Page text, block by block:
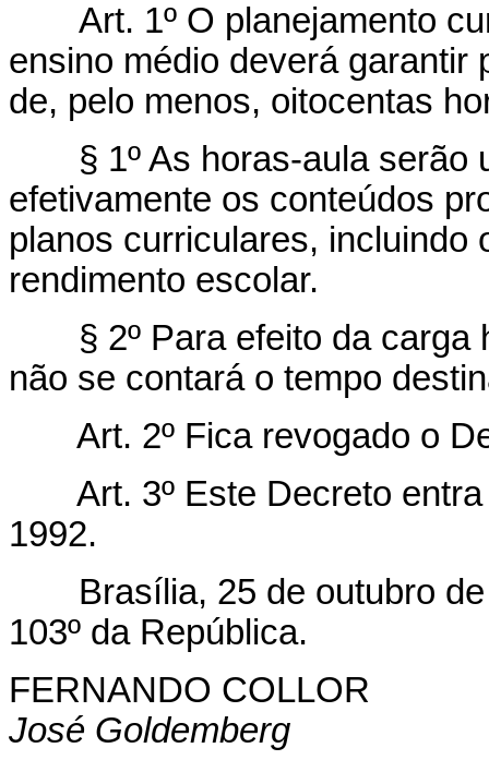
Art. 1º O planejamento
ensino médio deverá garantir
de, pelo menos, oitocentas
§ 1º As horas-aula serão
efetivamente os conteúdos
planos curriculares, incluindo
rendimento escolar.
§ 2º Para efeito da carga
não se contará o tempo
Art. 2º Fica revogado o
Art. 3º Este Decreto
1992.
Brasília, 25 de outubro de
103º da República.
FERNANDO COLLOR
José Goldemberg